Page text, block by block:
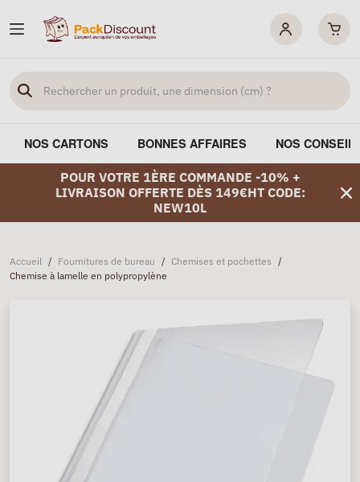
NOS CARTONS BONNES AFFAIRES NOS
POUR VOTRE 1ÈRE COMMANDE -10% +
LIVRAISON OFFERTE DÈS 149€HT CODE:
NEW10L
Accueil / Fournitures de bureau / Chemises et pochettes /
Chemise à lamelle en polypropylène